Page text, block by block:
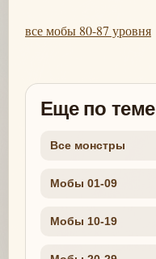
все мобы 80-87 уровня
Еще по теме
Все монстры
Мобы 01-09
Мобы 10-19